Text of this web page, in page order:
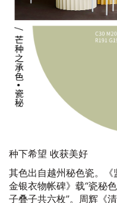
种下希望 收获美好
其色出自越州秘色瓷。
金银衣物帐碑》载“瓷秘
子叠子共六枚”。周辉《